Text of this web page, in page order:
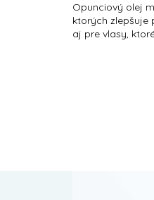
Opunciový olej
ktorých zlepšuje
aj pre vlasy,